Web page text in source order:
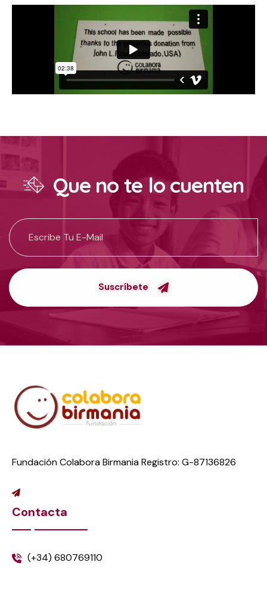
Que no te lo cuenten
Suscríbete
Fundación Colabora Birmania Registro: G-87136826
Contacta
(+34) 680769110